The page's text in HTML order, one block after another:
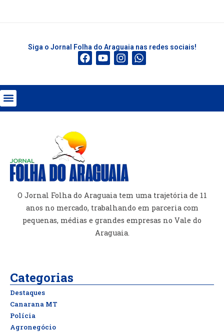
Siga o Jornal Folha do Araguaia nas redes sociais!
O Jornal Folha do Araguaia tem uma trajetória de 11
anos no mercado, trabalhando em parceria com
pequenas, médias e grandes empresas no Vale do
Araguaia.
Categorias
Destaques
Canarana MT
Polícia
Agronegócio